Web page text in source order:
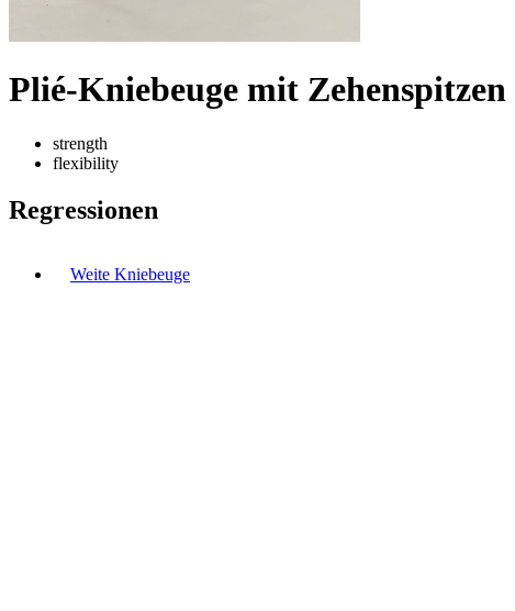
Plié-Kniebeuge mit Zehenspitzen
strength
flexibility
Regressionen
Weite Kniebeuge